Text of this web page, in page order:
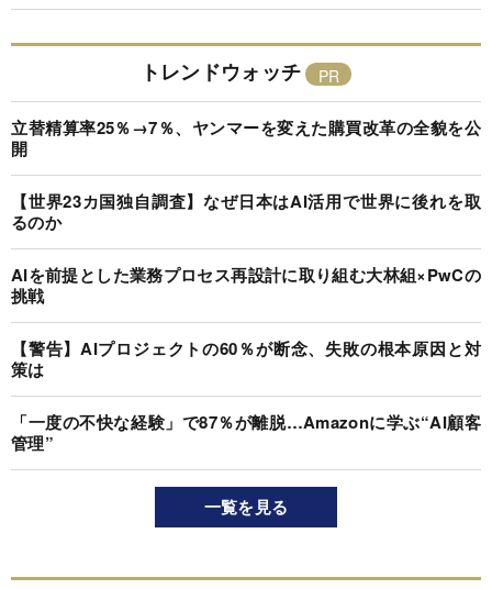
トレンドウォッチ
立替精算率25％→7％、ヤンマーを変えた購買改革の全貌を公
開
【世界23カ国独自調査】なぜ日本はAI活用で世界に後れを取
るのか
AIを前提とした業務プロセス再設計に取り組む大林組×PwCの
挑戦
【警告】AIプロジェクトの60％が断念、失敗の根本原因と対
策は
「一度の不快な経験」で87％が離脱…Amazonに学ぶ“AI顧客
管理”
一覧を見る